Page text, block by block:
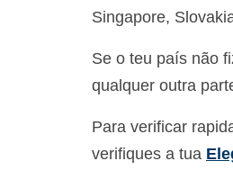
Singapore,
Se o teu país não
qualquer outra
Para verificar
verifiques a tua